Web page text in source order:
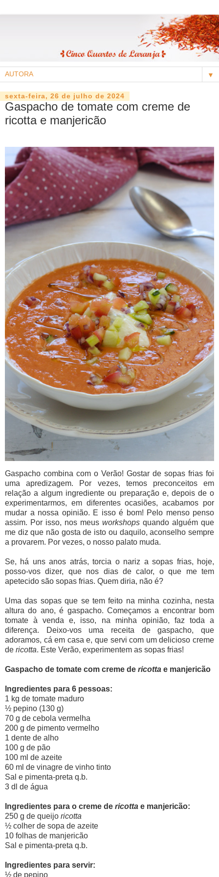
▼
sexta-feira, 26 de julho de 2024
Gaspacho de tomate com creme de
ricotta e manjericão
Gaspacho combina com o Verão! Gostar de sopas frias foi
uma apredizagem. Por vezes, temos preconceitos em
relação a algum ingrediente ou preparação e, depois de o
experimentarmos, em diferentes ocasiões, acabamos por
mudar a nossa opinião. E isso é bom! Pelo menso penso
assim. Por isso, nos meus workshops quando alguém que
me diz que não gosta de isto ou daquilo, aconselho sempre
a provarem. Por vezes, o nosso palato muda.
Se, há uns anos atrás, torcia o nariz a sopas frias, hoje,
posso-vos dizer, que nos dias de calor, o que me tem
apetecido são sopas frias. Quem diria, não é?
Uma das sopas que se tem feito na minha cozinha, nesta
altura do ano, é gaspacho. Começamos a encontrar bom
tomate à venda e, isso, na minha opinião, faz toda a
diferença. Deixo-vos uma receita de gaspacho, que
adoramos, cá em casa e, que servi com um delicioso creme
de ricotta. Este Verão, experimentem as sopas frias!
Gaspacho de tomate com creme de ricotta e manjericão
Ingredientes para 6 pessoas:
1 kg de tomate maduro
½ pepino (130 g)
70 g de cebola vermelha
200 g de pimento vermelho
1 dente de alho
100 g de pão
100 ml de azeite
60 ml de vinagre de vinho tinto
Sal e pimenta-preta q.b.
3 dl de água
Ingredientes para o creme de ricotta e manjericão:
250 g de queijo ricotta
½ colher de sopa de azeite
10 folhas de manjericão
Sal e pimenta-preta q.b.
Ingredientes para servir:
½ de pepino